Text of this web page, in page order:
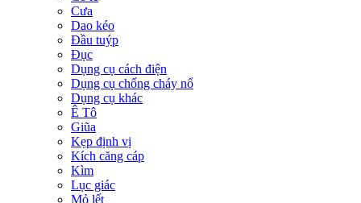
Cưa
Dao kéo
Đầu tuýp
Đục
Dụng cụ cách điện
Dụng cụ chống cháy nổ
Dụng cụ khác
Ê Tô
Giũa
Kẹp định vị
Kích căng cáp
Kìm
Lục giác
Mỏ lết